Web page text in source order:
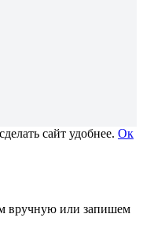
сайт удобнее. Ок
вручную или запишем